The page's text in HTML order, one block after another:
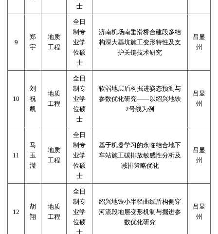
士
9
郑
宇
地质
工程
全日
制专
业学
位硕
士
济南机场南垂滑桥合建段多结
构深大基坑施工变形特性及支
护关键技术研究
吕显
州
10
刘
祝
凯
地质
工程
全日
制专
业学
位硕
士
软弱地层盾构掘进姿态预测与
参数优化研究——以绍兴地铁
2号线为例
吕显
州
11
马
玉
滢
地质
工程
全日
制专
业学
位硕
士
基于机器学习的永临结合地下
车站施工碳排放敏感性分析及
减排策略优化
吕显
州
12
胡
翔
地质
工程
全日
制专
业学
位硕
士
绍兴地铁小半径曲线盾构侧穿
河流段地层变形机制与掘进参
数优化研究
吕显
州